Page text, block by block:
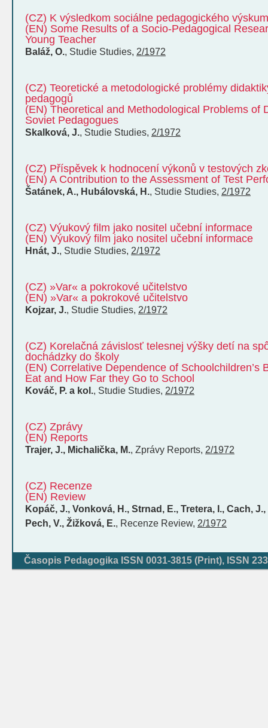
(CZ) K výsledkom sociálne pedagogického
(EN) Some Results of a Socio-Pedagogical
Young Teacher
Baláž, O., Studie Studies, 2/1972
(CZ) Teoretické a metodologické problémy
pedagogů
(EN) Theoretical and Methodological Problems of
Soviet Pedagogues
Skalková, J., Studie Studies, 2/1972
(CZ) Příspěvek k hodnocení výkonů v testových
(EN) A Contribution to the Assessment of Test
Šatánek, A., Hubálovská, H., Studie Studies, 2/1972
(CZ) Výukový film jako nositel učební informace
(EN) Výukový film jako nositel učební informace
Hnát, J., Studie Studies, 2/1972
(CZ) »Var« a pokrokové učitelstvo
(EN) »Var« a pokrokové učitelstvo
Kojzar, J., Studie Studies, 2/1972
(CZ) Korelačná závislosť telesnej výšky detí na
dochádzky do školy
(EN) Correlative Dependence of Schoolchildren’s
Eat and How Far they Go to School
Kováč, P. a kol., Studie Studies, 2/1972
(CZ) Zprávy
(EN) Reports
Trajer, J., Michalička, M., Zprávy Reports, 2/1972
(CZ) Recenze
(EN) Review
Kopáč, J., Vonková, H., Strnad, E., Tretera, I., Cach,
Pech, V., Žižková, E., Recenze Review, 2/1972
Časopis Pedagogika ISSN 0031-3815 (Print), ISSN